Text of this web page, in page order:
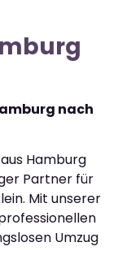
nach
Hamburg
Partner für
Mit unserer
Umzug